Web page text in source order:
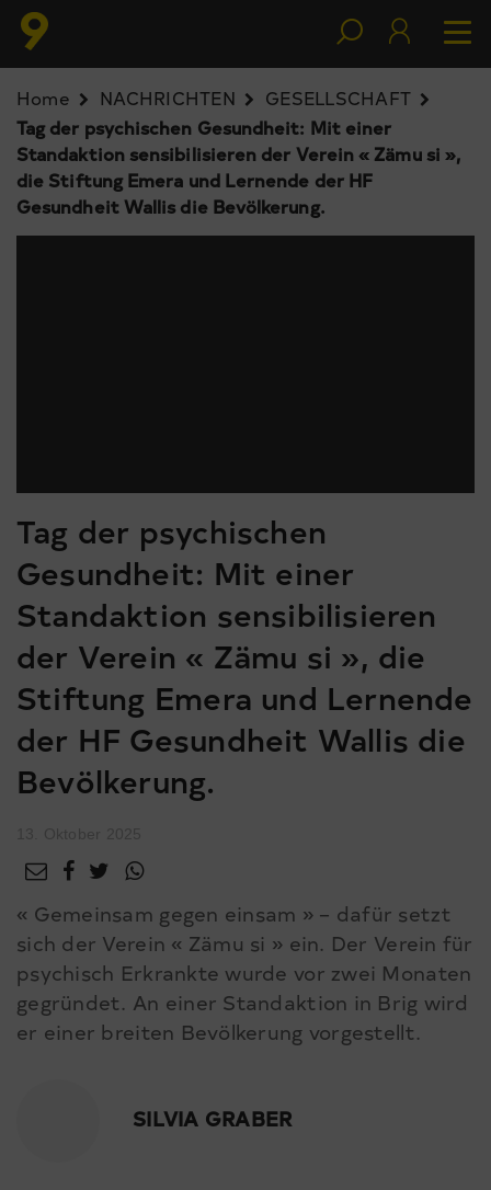
Home NACHRICHTEN
GESELLSCHAFT
Tag der psychischen Gesundheit: Mit einer
Standaktion sensibilisieren der Verein « Zämu si »,
die Stiftung Emera und Lernende der HF
Gesundheit Wallis die Bevölkerung.
Tag der psychischen
Gesundheit: Mit einer
Standaktion sensibilisieren
der Verein « Zämu si », die
Stiftung Emera und Lernende
der HF Gesundheit Wallis die
Bevölkerung.
« Gemeinsam gegen einsam » – dafür setzt
sich der Verein « Zämu si » ein. Der Verein für
psychisch Erkrankte wurde vor zwei Monaten
gegründet. An einer Standaktion in Brig wird
er einer breiten Bevölkerung vorgestellt.
SILVIA GRABER